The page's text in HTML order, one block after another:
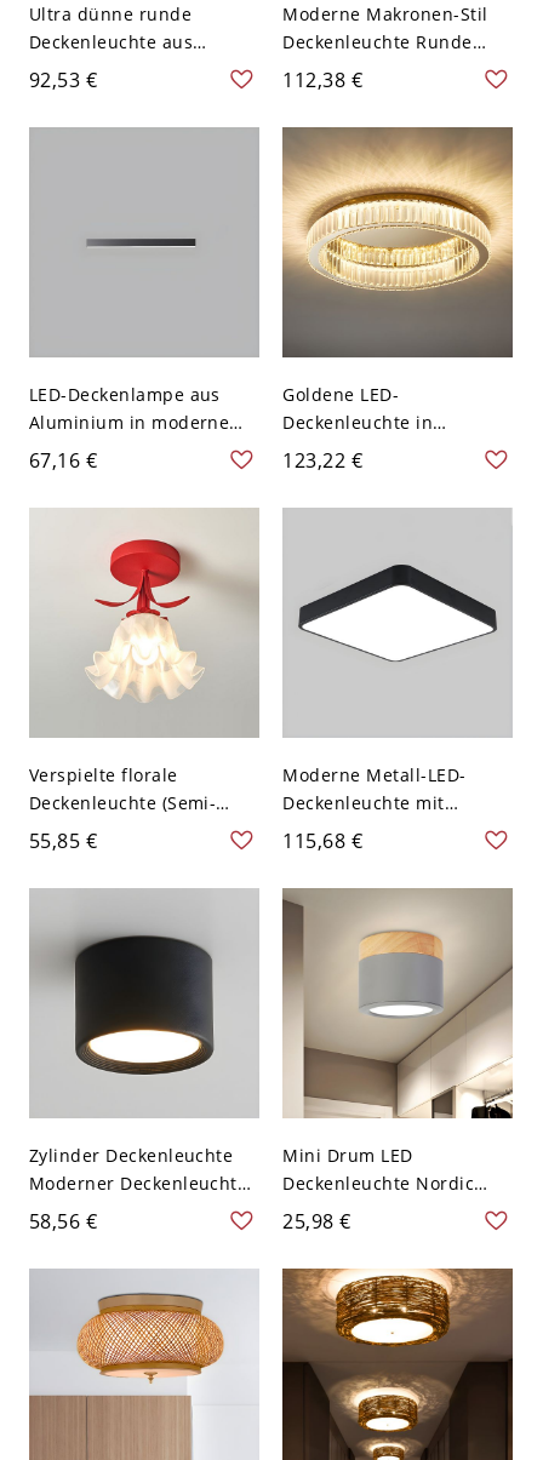
Ultra dünne runde
Deckenleuchte aus
modernistischem Acryl
und Messing mit LED-
Lichtquelle für
92,53 €
Moderne Makronen-Stil
Deckenleuchte Runde
Form LED-Deckenleuchten
für Schlafzimmer - Weiß
110V-120V 30,48 cm
Weißlicht
112,38 €
LED-Deckenlampe aus
Aluminium in modernem
Streifen-Design, 1-
flammig, für Wohnzimmer
und Schlafzimmer -
Schwarz 110V-120V 49,53
67,16 €
Goldene LED-
Deckenleuchte in
modernem, schlichtem
Stil aus Edelstahl für den
Innenbereich mit
110V-120V 40,64 cm Kein
polares Dimmen
123,22 €
Verspielte florale
Deckenleuchte (Semi-
Flush) mit mattiertem
Glasblütenblatt-Schirm
für Flur und
120V
55,85 €
Moderne Metall-LED-
Deckenleuchte mit
Acrylschirm - weißer
Schirm - 110V-120V 30,48
cm Schwarz Weißlicht
115,68 €
Zylinder Deckenleuchte
Moderner Deckenleuchter
für Schlafzimmer Flur -
Schwarz 110V-120V 8,89
cm Weißlicht
58,56 €
Mini Drum LED
Deckenleuchte Nordic
Metall Grau-Holz in
Weißlicht für Foyer
25,98 €